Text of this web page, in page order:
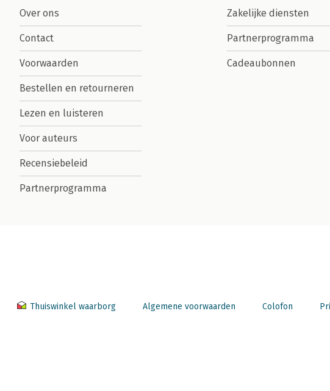
Over ons
Contact
Voorwaarden
Bestellen en retourneren
Lezen en luisteren
Voor auteurs
Recensiebeleid
Partnerprogramma
Zakelijke diensten
Partnerprogramma
Cadeaubonnen
Thuiswinkel waarborg Algemene voorwaarden Colofon